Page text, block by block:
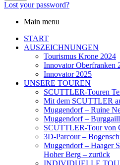
Lost your password?
Main menu
START
AUSZEICHNUNGEN
Tourismus Krone 2024
Innovator Oberfranken
Innovator 2025
UNSERE TOUREN
SCUTTLER-Touren
Mit dem SCUTTLER
Muggendorf – Ruine
Muggendorf –
SCUTTLER-Tour von
3D-Parcour –
Muggendorf – Haager
Hoher Berg – zurück